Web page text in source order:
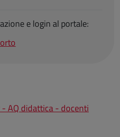
e login al portale:
AQ didattica - docenti